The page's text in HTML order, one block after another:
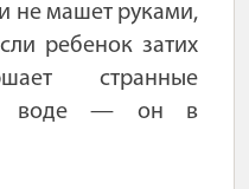
не машет руками,
ребенок затих
странные
воде — он в